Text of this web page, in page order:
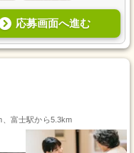
応募画面へ進む
富士駅から5.3km